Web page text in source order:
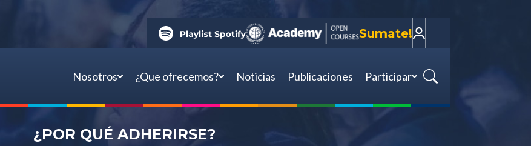
Sumate!
Nosotros ¿Que ofrecemos? Noticias Publicaciones Participar
¿POR QUÉ ADHERIRSE?